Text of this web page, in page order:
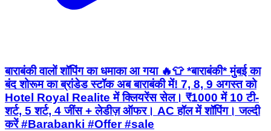
बाराबंकी वालों शॉपिंग का धमाका आ गया 🔥👕 *बाराबंकी* मुंबई का
बंद शोरूम का ब्रांडेड स्टॉक अब बाराबंकी में! 7, 8, 9 अगस्त को
Hotel Royal Realite में क्लियरेंस सेल। ₹1000 में 10 टी-
शर्ट, 5 शर्ट, 4 जींस + लेडीज़ ऑफर। AC हॉल में शॉपिंग। जल्दी
करें #Barabanki #Offer #sale